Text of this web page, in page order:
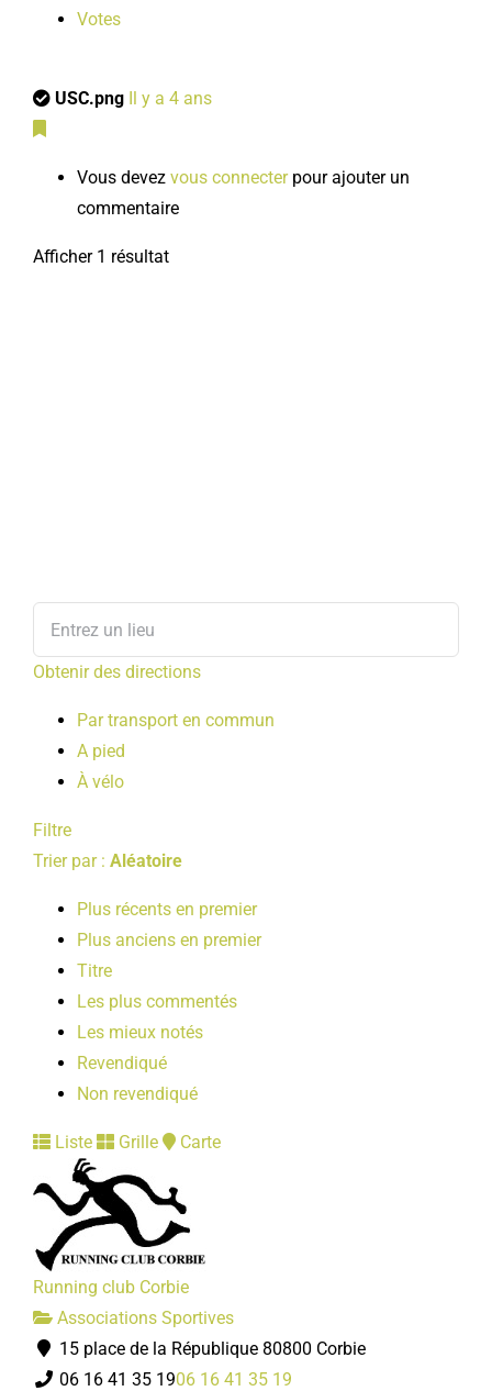
Votes
USC.png Il y a 4 ans
Vous devez vous connecterpour ajouter un
commentaire
Afficher 1 résultat
Obtenir des directions
Par transport en commun
A pied
À vélo
Filtre
Trier par : Aléatoire
Plus récents en premier
Plus anciens en premier
Titre
Les plus commentés
Les mieux notés
Revendiqué
Non revendiqué
Liste Grille Carte
Running club Corbie
Associations Sportives
15 place de la République 80800 Corbie
06 16 41 35 1906 16 41 35 19